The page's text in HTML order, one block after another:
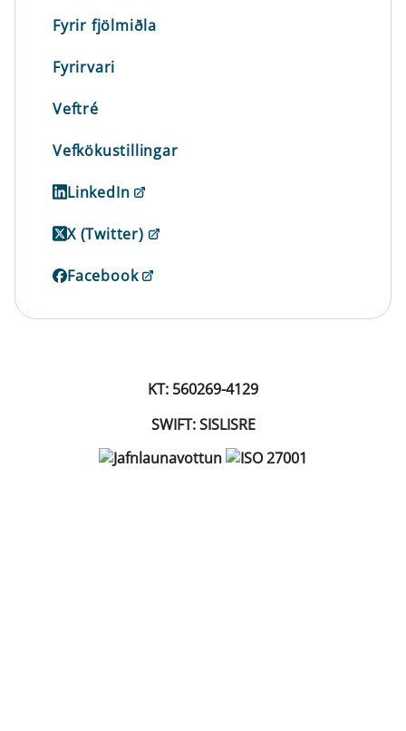
Fyrir fjölmiðla
Fyrirvari
Veftré
Vefkökustillingar
LinkedIn
X (Twitter)
Facebook
KT: 560269-4129
SWIFT: SISLISRE